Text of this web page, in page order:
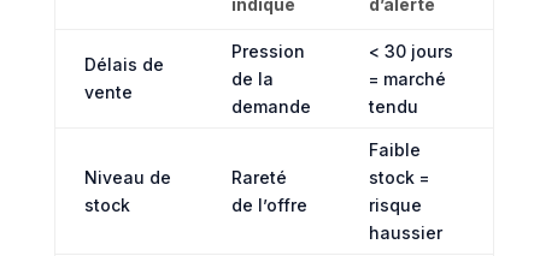
Délais de
vente
Pression
de la
demande
< 30 jours
= marché
tendu
Niveau de
stock
Rareté
de l’offre
Faible
stock =
risque
haussier